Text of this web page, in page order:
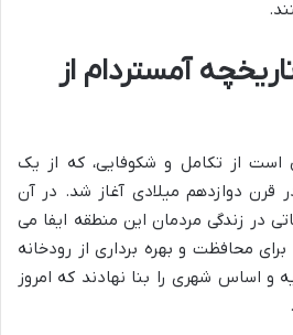
آمستردام از
است از تکامل و شکوفایی، که از یک
قرن دوازدهم میلادی آغاز شد. در آن
در زندگی مردمان این منطقه ایفا می
محافظت و بهره برداری از رودخانه
و اساس شهری را بنا نهادند که امروز